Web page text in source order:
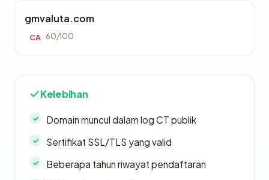
gmvaluta.com
CA 60/100
Kelebihan
Domain muncul dalam log CT publik
Sertifikat SSL/TLS yang valid
Beberapa tahun riwayat pendaftaran